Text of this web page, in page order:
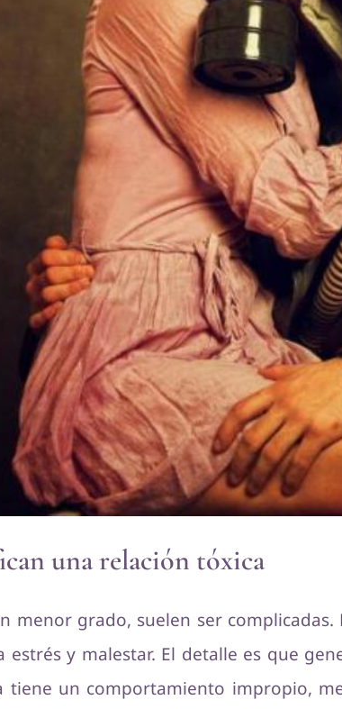
una relación tóxica
menor grado, suelen ser
estrés y malestar. El detalle es que
un comportamiento impropio,